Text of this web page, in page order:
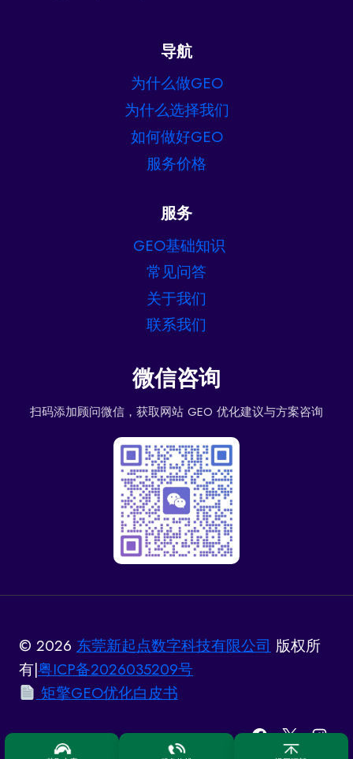
导航
为什么做GEO
为什么选择我们
如何做好GEO
服务价格
服务
GEO基础知识
常见问答
关于我们
联系我们
微信咨询
扫码添加顾问微信，获取网站 GEO 优化建议与方案咨询
© 2026 东莞新起点数字科技有限公司 版权所
有|粤ICP备2026035209号
矩擎GEO优化白皮书